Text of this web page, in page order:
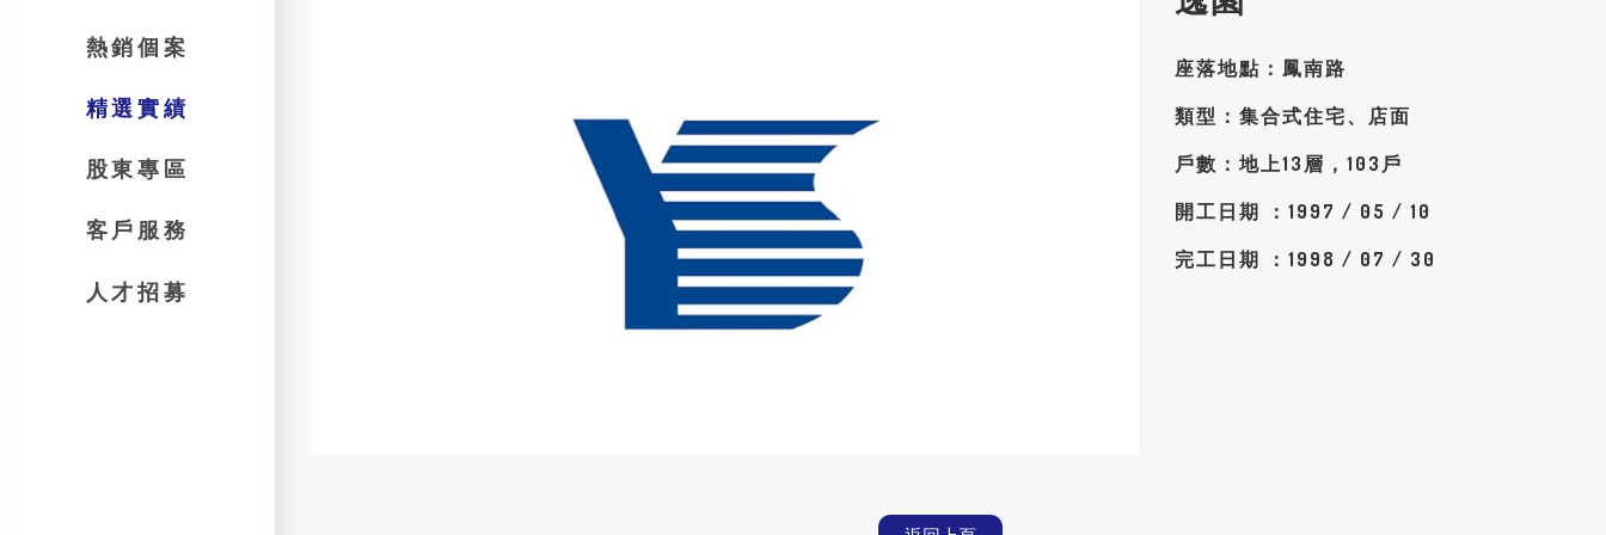
熱銷個案
精選實績
股東專區
客戶服務
人才招募
座落地點：鳳南路
類型：集合式住宅、店面
戶數：地上13層，103戶
開工日期 ：1997 / 05 / 10
完工日期 ：1998 / 07 / 30